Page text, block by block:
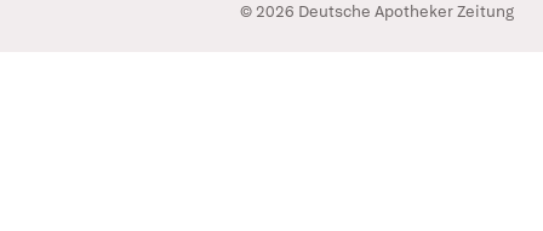
© 2026 Deutsche Apotheker Zeitung